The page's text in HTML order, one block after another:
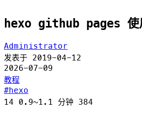
hexo github pages
Administrator
发表于 2019-04-12
2026-07-09
教程
hexo
14 0.9~1.1 分钟 384